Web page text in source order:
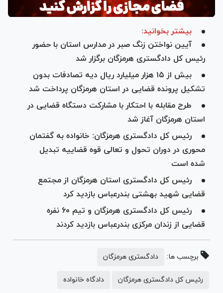
بیشتر بخوانید:
آیین نواختن زنگ صبر در مدارس استان با حضور
رئیس کل دادگستری هرمزگان برگزار شد
بیش از ۱۵ هزار میلیارد ریال دیه تصادفات بدون
تشکیل پرونده قضایی در استان هرمزگان پرداخت شد
طرح مقابله با احتکار با مشارکت دستگاه قضایی در
استان هرمزگان آغاز شد
رئیس کل دادگستری هرمزگان: خانواده به گفتمان
محوری در دوران تحول و تعالی قوه قضاییه تبدیل
شده است
رئیس کل دادگستری استان هرمزگان از مجتمع
قضایی شهید بهشتی بندرعباس بازدید کرد
رئیس کل دادگستری هرمزگان و تیم ۶۰ نفره
قضایی از زندان مرکزی بندرعباس بازدید کردند
برچسب ها: دادگستری هرمزگان
رئیس کل دادگستری هرمزگان دادگاه خانواده